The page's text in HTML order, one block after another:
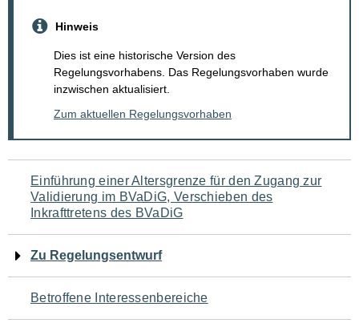
Hinweis
Dies ist eine historische Version des
Regelungsvorhabens. Das Regelungsvorhaben wurde
inzwischen aktualisiert.
Zum aktuellen Regelungsvorhaben
Navigation
für
den
Seiteninhalt
Einführung einer Altersgrenze für den Zugang zur
Validierung im BVaDiG, Verschieben des
Inkrafttretens des BVaDiG
Zu Regelungsentwurf
Betroffene Interessenbereiche